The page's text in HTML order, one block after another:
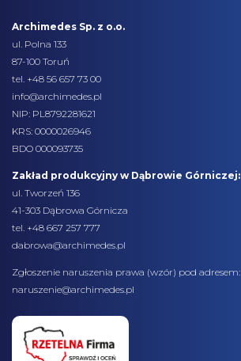
Archimedes Sp. z o.o.
ul. Polna 133
87-100 Toruń
tel. +48 56 657 73 00
info@archimedes.pl
NIP: PL8792281621
KRS: 0000026946
BDO 000093735
Zakład produkcyjny w Dąbrowie Górniczej:
ul. Tworzeń 136
41-303 Dąbrowa Górnicza
tel. +48 667 257 777
dabrowa@archimedes.pl
Zgłoszenie naruszenia prawa (wzór) pod adresem:
naruszenie@archimedes.pl